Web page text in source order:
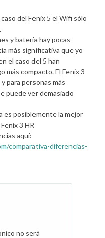
del Fenix 5 el Wifi sólo
y batería hay pocas
más significativa que yo
el caso del 5 han
más compacto. El Fenix 3
para personas más
puede ver demasiado
es posiblemente la mejor
3 HR
aquí:
comparativa-diferencias-
no será